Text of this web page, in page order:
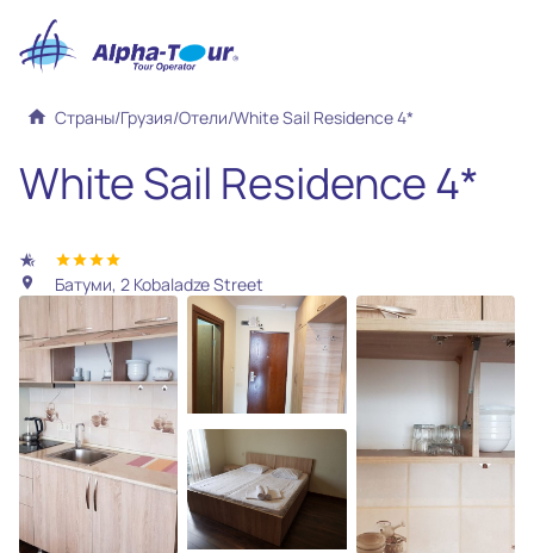
home Страны/Грузия/Отели/White Sail Residence 4*
White Sail Residence 4*
hotel_class starstarstarstar
location_on
Батуми, 2 Kobaladze Street